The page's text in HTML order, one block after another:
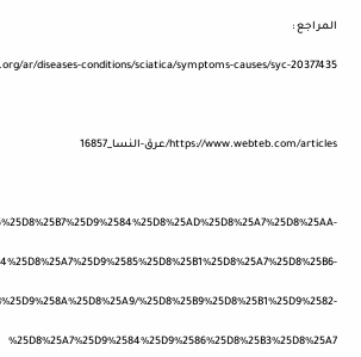
المراجع :
ar/diseases-conditions/sciatica/symptoms-causes/syc-20377435
https://www.webteb.com/articles/عرق-النسا_16857
%25D8%25B9%25D8%25B1%25D9%2582-
%25D8%25A7%25D9%2584%25D9%2586%25D8%25B3%25D8%25A7